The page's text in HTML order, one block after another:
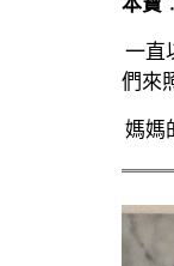
一直
們來
媽媽